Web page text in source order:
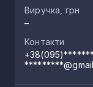
Виручка, грн
–
Контакти